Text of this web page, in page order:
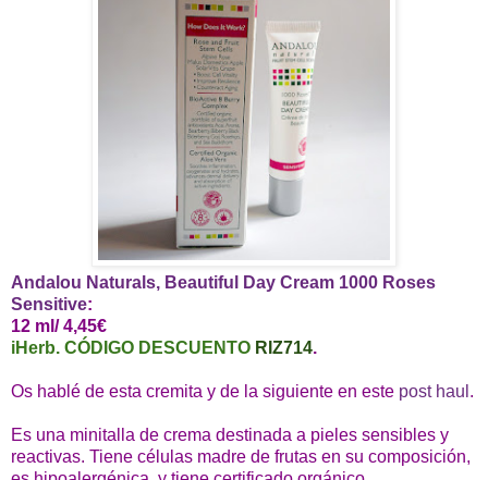
Andalou Naturals, Beautiful Day Cream 1000 Roses
Sensitive:
12 ml/ 4,45€
iHerb. CÓDIGO DESCUENTO RIZ714.
Os hablé de esta cremita y de la siguiente en este post haul .
Es una minitalla de crema destinada a pieles sensibles y
reactivas. Tiene células madre de frutas en su composición,